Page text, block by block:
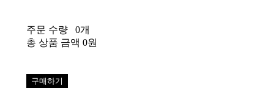
주문 수량
0개
총 상품 금액 0원
구매하기